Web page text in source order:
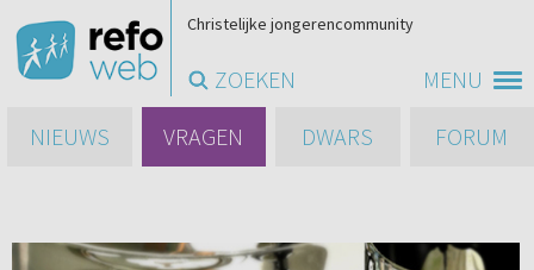
MENU
Christelijke jongerencommunity
ZOEKEN
NIEUWS
VRAGEN DWARS FORUM